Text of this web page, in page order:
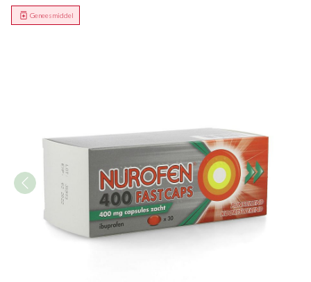
Geneesmiddel